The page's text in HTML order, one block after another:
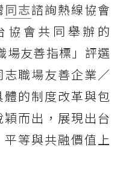
同志諮詢熱線協會
協會共同舉辦的
場友善指標」評選
職場友善企業／
的制度改革與包
而出，展現出台
等與共融價值上